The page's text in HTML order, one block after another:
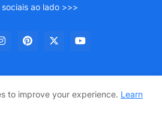
ao lado >>>
About Us
Privacy Policy
to improve your experience. Learn